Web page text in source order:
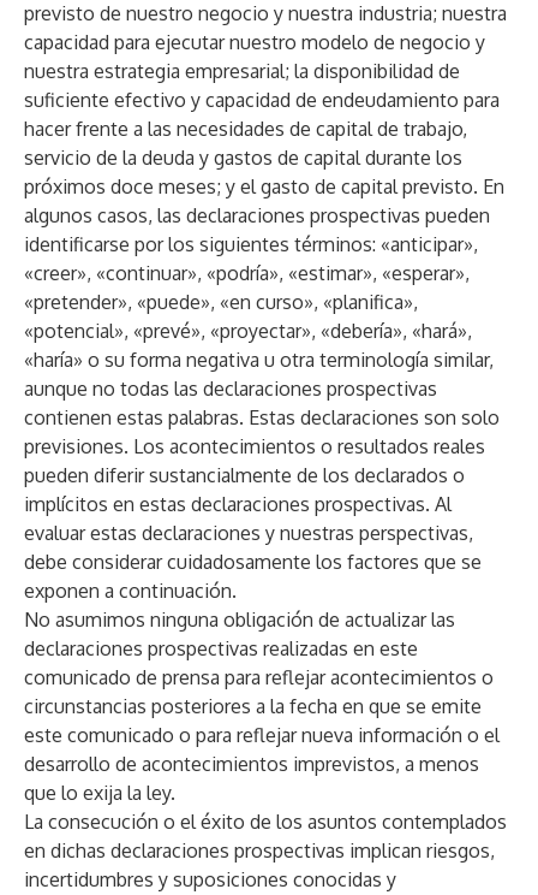
previsto de nuestro negocio y nuestra industria; nuestra
capacidad para ejecutar nuestro modelo de negocio y
nuestra estrategia empresarial; la disponibilidad de
suficiente efectivo y capacidad de endeudamiento para
hacer frente a las necesidades de capital de trabajo,
servicio de la deuda y gastos de capital durante los
próximos doce meses; y el gasto de capital previsto. En
algunos casos, las declaraciones prospectivas pueden
identificarse por los siguientes términos: «anticipar»,
«creer», «continuar», «podría», «estimar», «esperar»,
«pretender», «puede», «en curso», «planifica»,
«potencial», «prevé», «proyectar», «debería», «hará»,
«haría» o su forma negativa u otra terminología similar,
aunque no todas las declaraciones prospectivas
contienen estas palabras. Estas declaraciones son solo
previsiones. Los acontecimientos o resultados reales
pueden diferir sustancialmente de los declarados o
implícitos en estas declaraciones prospectivas. Al
evaluar estas declaraciones y nuestras perspectivas,
debe considerar cuidadosamente los factores que se
exponen a continuación.
No asumimos ninguna obligación de actualizar las
declaraciones prospectivas realizadas en este
comunicado de prensa para reflejar acontecimientos o
circunstancias posteriores a la fecha en que se emite
este comunicado o para reflejar nueva información o el
desarrollo de acontecimientos imprevistos, a menos
que lo exija la ley.
La consecución o el éxito de los asuntos contemplados
en dichas declaraciones prospectivas implican riesgos,
incertidumbres y suposiciones conocidas y